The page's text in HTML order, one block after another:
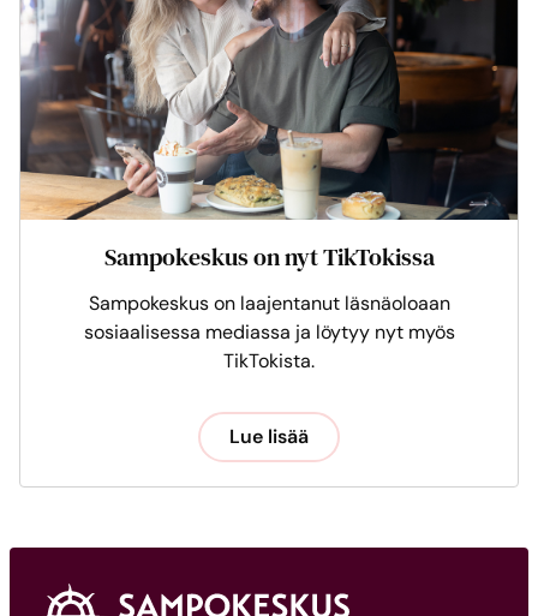
Sampokeskus on nyt TikTokissa
Sampokeskus on laajentanut läsnäoloaan
sosiaalisessa mediassa ja löytyy nyt myös
TikTokista.
Lue lisää